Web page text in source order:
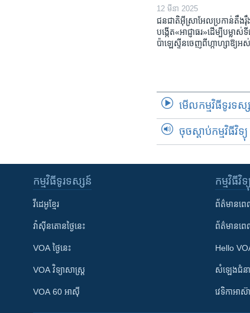
12 មីនា 2025
ជនជាតិ​អ៊ីស្រាអែល​ប្រកាន់​តឹងរ៉ឹ
បង្កើត​«អាជ្ញាធរ‍»​ដើម្បី​បម្លាស់​
ប៉ាឡេស្ទីន​ចេញពី​ហ្កាហ្សា​ឱ្យ​អស់
មើល​កម្មវិធី​ទូរទស្
ចុចស្តាប់កម្មវិធីវិទ្យុ
កម្មវិធី​ទូរទស្សន៍
វីដេអូ​ខ្មែរ
វ៉ាស៊ីនតោន​ថ្ងៃ​នេះ
VOA ថ្ងៃនេះ
VOA ​វិទ្យាសាស្ត្រ
VOA 60 អាស៊ី
កម្មវិធី​វិទ្យុ
ព័ត៌មាន​ពេ
ព័ត៌មាន​​ពេ
Hello
សំឡេង​ជំនា
វេទិកា​អាស៊